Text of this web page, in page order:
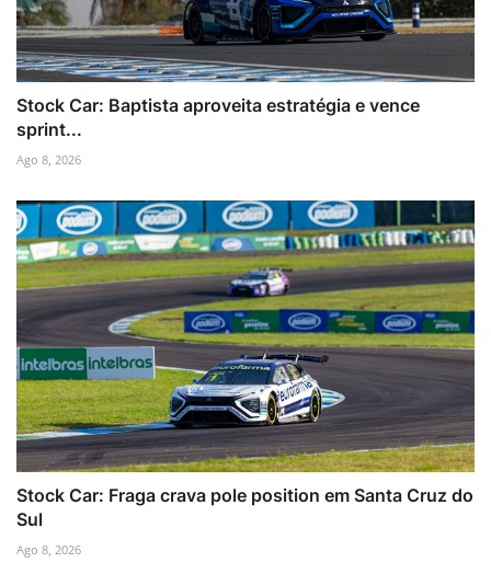
Stock Car: Baptista aproveita estratégia e vence
sprint...
Ago 8, 2026
Stock Car: Fraga crava pole position em Santa Cruz do
Sul
Ago 8, 2026